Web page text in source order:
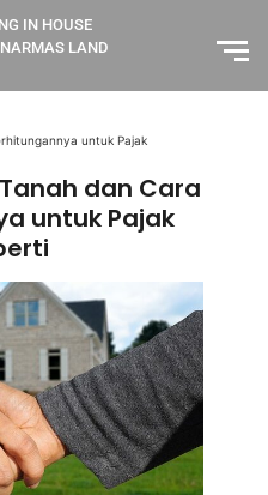
IN HOUSE
LAND
untuk Pajak
dan Cara
untuk Pajak